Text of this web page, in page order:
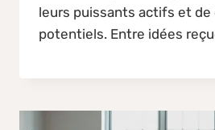
leurs puissants actifs et de
potentiels. Entre idées